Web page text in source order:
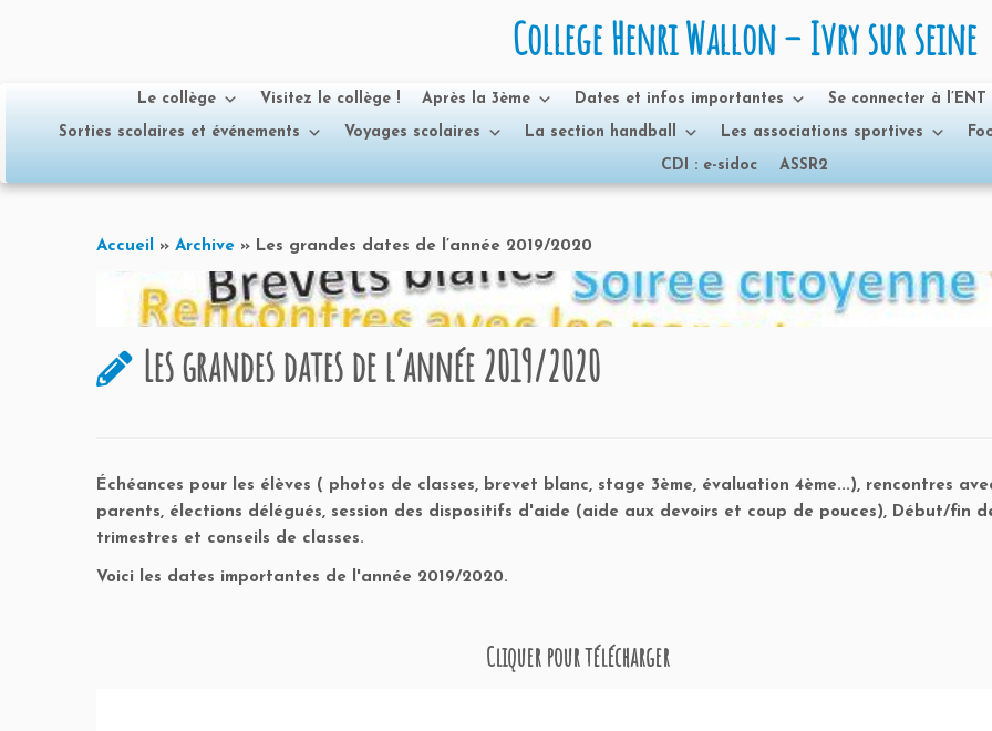
College Henri Wallon – Ivry sur seine
Le collège Visitez le collège ! Après la 3ème Dates et infos importantes Se connecter à l’ENT
Sorties scolaires et événements
Voyages scolaires La section handball Les associations sportives
CDI : e-sidoc
ASSR2
Accueil » Archive » Les grandes dates de l’année 2019/2020
Les grandes dates de l’année 2019/2020
Échéances pour les élèves ( photos de classes, brevet blanc, stage 3ème, évaluation 4ème...), rencontres
parents, élections délégués, session des dispositifs d'aide (aide aux devoirs et coup de pouces), Début/fin
trimestres et conseils de classes.
Voici les dates importantes de l'année 2019/2020.
Cliquer pour télécharger